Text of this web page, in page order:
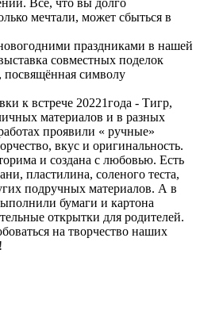
мечтали, может сбыться в
праздниками в нашей
совместных поделок
посвящённая символу
к встрече 20221года - Тигр,
материалов и в разных
проявили « ручные»
вкус и оригинальность.
и создана с любовью. Есть
пластилина, соленого теста,
подручных материалов. А в
бумаги и картона
открытки для родителей.
на творчество наших